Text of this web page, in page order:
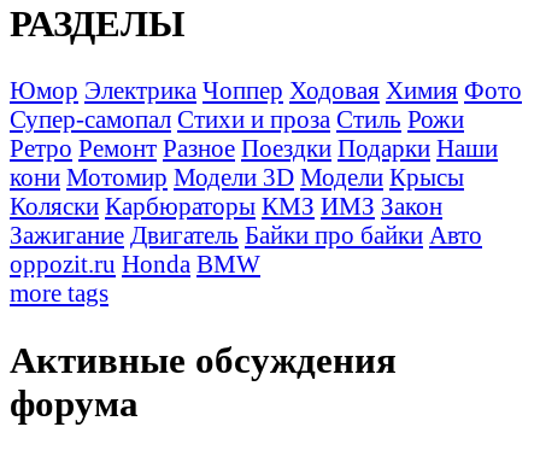
РАЗДЕЛЫ
Юмор Электрика Чоппер Ходовая Химия Фото
Супер-самопал Стихи и проза Стиль Рожи
Ретро Ремонт Разное Поездки Подарки Наши
кони Мотомир Модели 3D Модели Крысы
Коляски Карбюраторы КМЗ ИМЗ Закон
Зажигание Двигатель Байки про байки Авто
oppozit.ru Honda BMW
more tags
Активные обсуждения
форума